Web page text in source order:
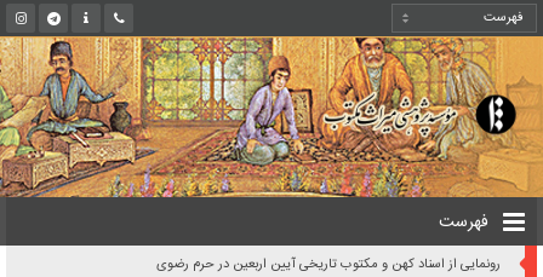
فهرست
رونمایی از اسناد کهن و مکتوب تاریخی آیین اربعین در حرم رضوی